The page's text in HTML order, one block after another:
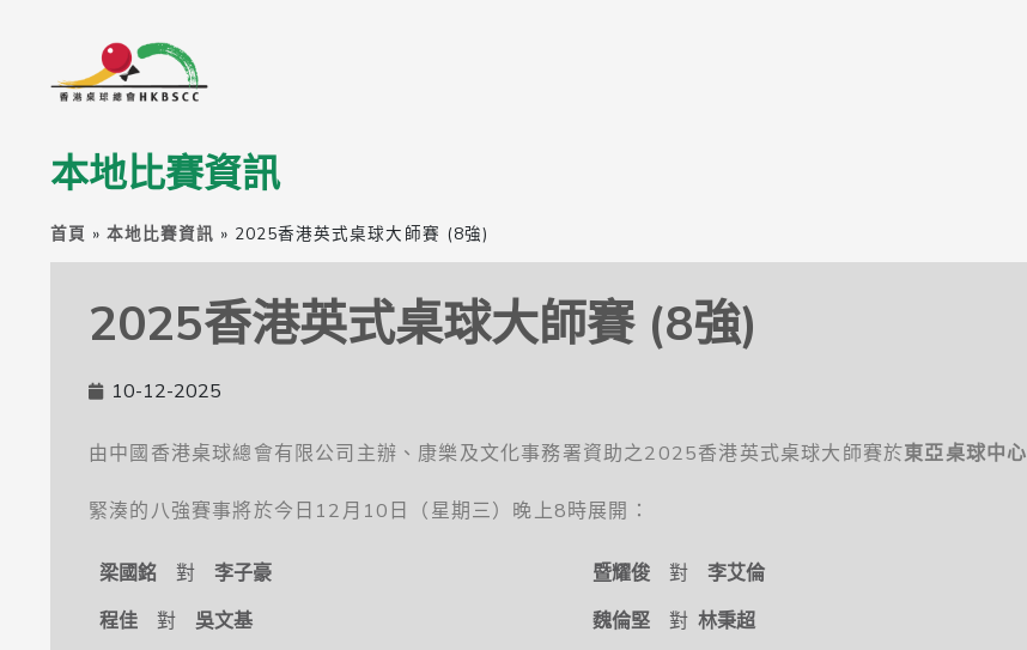
本地比賽資訊
首頁 »本地比賽資訊 » 2025香港英式桌球大師賽 (8強)
2025香港英式桌球大師賽 (8強)
10-12-2025
由中國香港桌球總會有限公司主辦、康樂及文化事務署資助之2025香港英式桌球大師賽於東亞桌球中心
緊湊的八強賽事將於今日12月10日（星期三）晚上8時展開：
梁國銘 對 李子豪 暨耀俊 對 李艾倫
程佳 對 吳文基 魏倫堅 對 林秉超